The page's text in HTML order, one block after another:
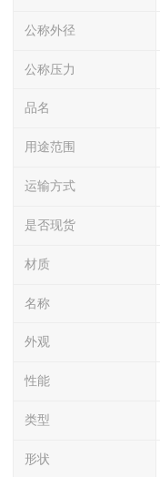
公称外径
公称压力
品名
用途范围
运输方式
是否现货
材质
名称
外观
性能
类型
形状